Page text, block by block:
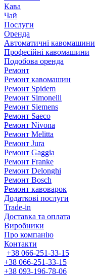
Кава
Чай
Послуги
Оренда
Автоматичні кавомашини
Професійні кавомашини
Подобова оренда
Ремонт
Ремонт кавомашин
Ремонт Spidem
Ремонт Simonelli
Ремонт Siemens
Ремонт Saeco
Ремонт Nivona
Ремонт Melitta
Ремонт Jura
Ремонт Gaggia
Ремонт Franke
Ремонт Delonghi
Ремонт Bosch
Ремонт кавоварок
Додаткові послуги
Trade-in
Доставка та оплата
Виробники
Про компанію
Контакти
+38 066-251-33-15
+38 066-251-33-15
+38 093-196-78-06